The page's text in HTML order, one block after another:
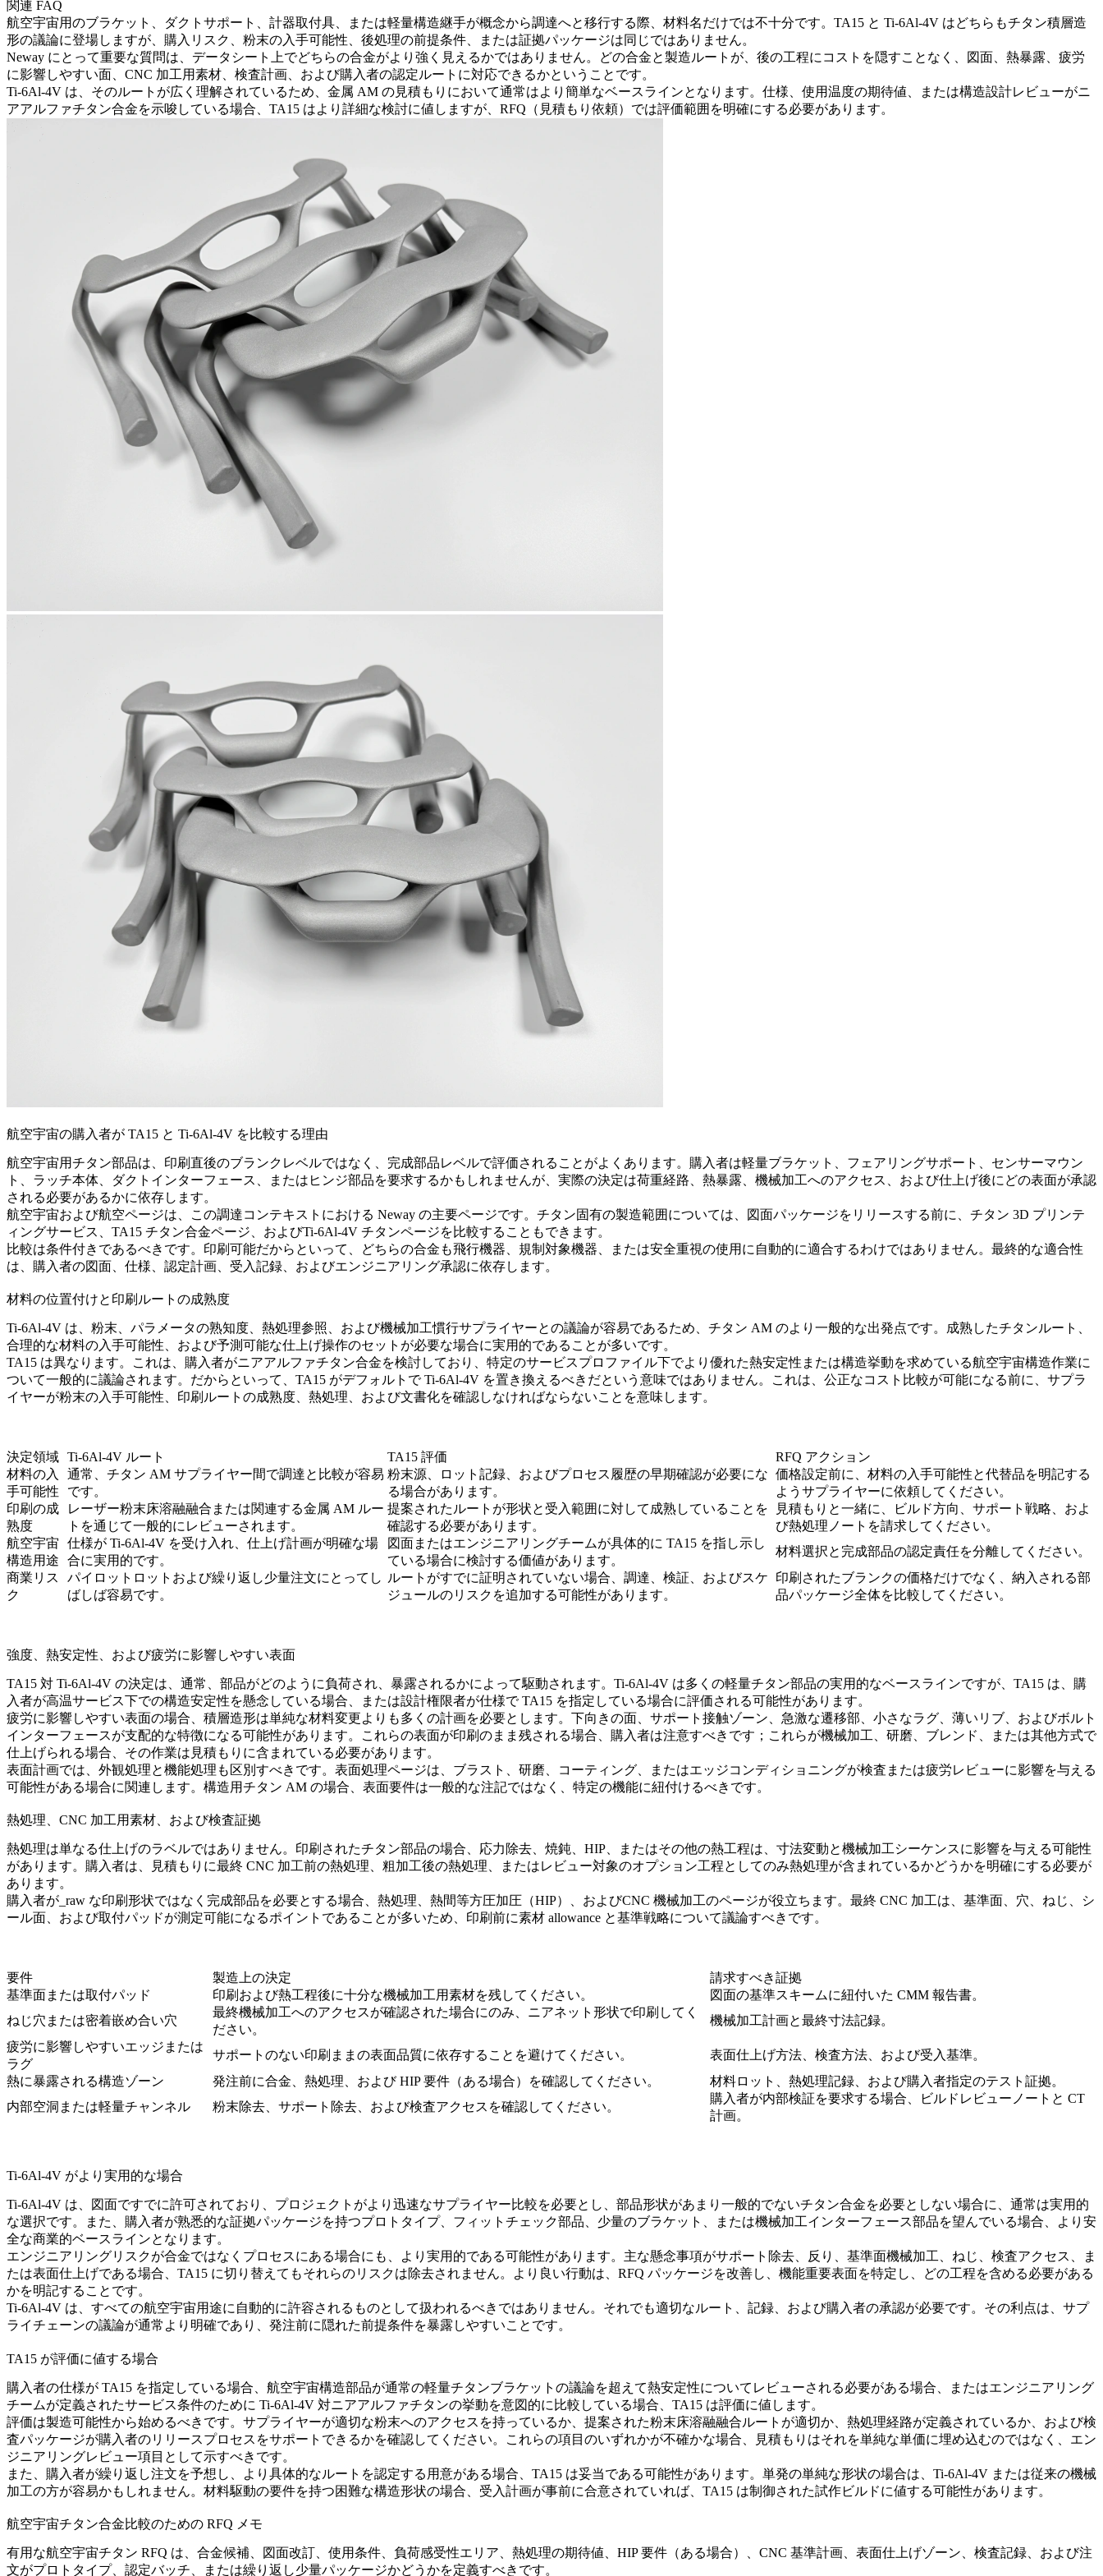
関連 FAQ
航空宇宙用のブラケット、ダクトサポート、計器取付具、または軽量構造継手が概念から調達へと移行する際、材料名だけでは不十分です。TA15 と Ti-6Al-4V はどちらもチタン積層造
形の議論に登場しますが、購入リスク、粉末の入手可能性、後処理の前提条件、または証拠パッケージは同じではありません。
Neway にとって重要な質問は、データシート上でどちらの合金がより強く見えるかではありません。どの合金と製造ルートが、後の工程にコストを隠すことなく、図面、熱暴露、疲労
に影響しやすい面、CNC 加工用素材、検査計画、および購入者の認定ルートに対応できるかということです。
Ti-6Al-4V は、そのルートが広く理解されているため、金属 AM の見積もりにおいて通常はより簡単なベースラインとなります。仕様、使用温度の期待値、または構造設計レビューがニ
アアルファチタン合金を示唆している場合、TA15 はより詳細な検討に値しますが、RFQ（見積もり依頼）では評価範囲を明確にする必要があります。
航空宇宙の購入者が TA15 と Ti-6Al-4V を比較する理由
航空宇宙用チタン部品は、印刷直後のブランクレベルではなく、完成部品レベルで評価されることがよくあります。購入者は軽量ブラケット、フェアリングサポート、センサーマウン
ト、ラッチ本体、ダクトインターフェース、またはヒンジ部品を要求するかもしれませんが、実際の決定は荷重経路、熱暴露、機械加工へのアクセス、および仕上げ後にどの表面が承認
される必要があるかに依存します。
航空宇宙および航空ページは、この調達コンテキストにおける Neway の主要ページです。チタン固有の製造範囲については、図面パッケージをリリースする前に、 チタン 3D プリンテ
ィングサービス、 TA15 チタン合金ページ 、およびTi-6Al-4V チタンページを比較することもできます。
比較は条件付きであるべきです。印刷可能だからといって、どちらの合金も飛行機器、規制対象機器、または安全重視の使用に自動的に適合するわけではありません。最終的な適合性
は、購入者の図面、仕様、認定計画、受入記録、およびエンジニアリング承認に依存します。
材料の位置付けと印刷ルートの成熟度
Ti-6Al-4V は、粉末、パラメータの熟知度、熱処理参照、および機械加工慣行サプライヤーとの議論が容易であるため、チタン AM のより一般的な出発点です。成熟したチタンルート、
合理的な材料の入手可能性、および予測可能な仕上げ操作のセットが必要な場合に実用的であることが多いです。
TA15 は異なります。これは、購入者がニアアルファチタン合金を検討しており、特定のサービスプロファイル下でより優れた熱安定性または構造挙動を求めている航空宇宙構造作業に
ついて一般的に議論されます。だからといって、TA15 がデフォルトで Ti-6Al-4V を置き換えるべきだという意味ではありません。これは、公正なコスト比較が可能になる前に、サプラ
イヤーが粉末の入手可能性、印刷ルートの成熟度、熱処理、および文書化を確認しなければならないことを意味します。
決定領域 Ti-6Al-4V ルート TA15 評価
RFQ アクション
材料の入
手可能性
通常、チタン AM サプライヤー間で調達と比較が容易
です。
粉末源、ロット記録、およびプロセス履歴の早期確認が必要にな
る場合があります。
価格設定前に、材料の入手可能性と代替品を明記する
ようサプライヤーに依頼してください。
印刷の成
熟度
レーザー粉末床溶融融合または関連する金属 AM ルー
トを通じて一般的にレビューされます。
提案されたルートが形状と受入範囲に対して成熟していることを
確認する必要があります。
見積もりと一緒に、ビルド方向、サポート戦略、およ
び熱処理ノートを請求してください。
航空宇宙
構造用途
仕様が Ti-6Al-4V を受け入れ、仕上げ計画が明確な場
合に実用的です。
図面またはエンジニアリングチームが具体的に TA15 を指し示し
ている場合に検討する価値があります。
材料選択と完成部品の認定責任を分離してください。
商業リス
ク
パイロットロットおよび繰り返し少量注文にとってし
ばしば容易です。
ルートがすでに証明されていない場合、調達、検証、およびスケ
ジュールのリスクを追加する可能性があります。
印刷されたブランクの価格だけでなく、納入される部
品パッケージ全体を比較してください。
強度、熱安定性、および疲労に影響しやすい表面
TA15 対 Ti-6Al-4V の決定は、通常、部品がどのように負荷され、暴露されるかによって駆動されます。Ti-6Al-4V は多くの軽量チタン部品の実用的なベースラインですが、TA15 は、購
入者が高温サービス下での構造安定性を懸念している場合、または設計権限者が仕様で TA15 を指定している場合に評価される可能性があります。
疲労に影響しやすい表面の場合、積層造形は単純な材料変更よりも多くの計画を必要とします。下向きの面、サポート接触ゾーン、急激な遷移部、小さなラグ、薄いリブ、およびボルト
インターフェースが支配的な特徴になる可能性があります。これらの表面が印刷のまま残される場合、購入者は注意すべきです；これらが機械加工、研磨、ブレンド、または其他方式で
仕上げられる場合、その作業は見積もりに含まれている必要があります。
表面計画では、外観処理と機能処理も区別すべきです。 表面処理ページは、ブラスト、研磨、コーティング、またはエッジコンディショニングが検査または疲労レビューに影響を与える
可能性がある場合に関連します。構造用チタン AM の場合、表面要件は一般的な注記ではなく、特定の機能に紐付けるべきです。
熱処理、CNC 加工用素材、および検査証拠
熱処理は単なる仕上げのラベルではありません。印刷されたチタン部品の場合、応力除去、焼鈍、HIP、またはその他の熱工程は、寸法変動と機械加工シーケンスに影響を与える可能性
があります。購入者は、見積もりに最終 CNC 加工前の熱処理、粗加工後の熱処理、またはレビュー対象のオプション工程としてのみ熱処理が含まれているかどうかを明確にする必要が
あります。
購入者が_raw な印刷形状ではなく完成部品を必要とする場合、 熱処理、 熱間等方圧加圧（HIP） 、およびCNC 機械加工のページが役立ちます。最終 CNC 加工は、基準面、穴、ねじ、シ
ール面、および取付パッドが測定可能になるポイントであることが多いため、印刷前に素材 allowance と基準戦略について議論すべきです。
要件 製造上の決定
請求すべき証拠
基準面または取付パッド
印刷および熱工程後に十分な機械加工用素材を残してください。
図面の基準スキームに紐付いた CMM 報告書。
ねじ穴または密着嵌め合い穴
最終機械加工へのアクセスが確認された場合にのみ、ニアネット形状で印刷してく
ださい。
機械加工計画と最終寸法記録。
疲労に影響しやすいエッジまたは
ラグ
サポートのない印刷ままの表面品質に依存することを避けてください。
表面仕上げ方法、検査方法、および受入基準。
熱に暴露される構造ゾーン
発注前に合金、熱処理、および HIP 要件（ある場合）を確認してください。
材料ロット、熱処理記録、および購入者指定のテスト証拠。
内部空洞または軽量チャンネル
粉末除去、サポート除去、および検査アクセスを確認してください。
購入者が内部検証を要求する場合、ビルドレビューノートと CT
計画。
Ti-6Al-4V がより実用的な場合
Ti-6Al-4V は、図面ですでに許可されており、プロジェクトがより迅速なサプライヤー比較を必要とし、部品形状があまり一般的でないチタン合金を必要としない場合に、通常は実用的
な選択です。また、購入者が熟悉的な証拠パッケージを持つプロトタイプ、フィットチェック部品、少量のブラケット、または機械加工インターフェース部品を望んでいる場合、より安
全な商業的ベースラインとなります。
エンジニアリングリスクが合金ではなくプロセスにある場合にも、より実用的である可能性があります。主な懸念事項がサポート除去、反り、基準面機械加工、ねじ、検査アクセス、ま
たは表面仕上げである場合、TA15 に切り替えてもそれらのリスクは除去されません。より良い行動は、RFQ パッケージを改善し、機能重要表面を特定し、どの工程を含める必要がある
かを明記することです。
Ti-6Al-4V は、すべての航空宇宙用途に自動的に許容されるものとして扱われるべきではありません。それでも適切なルート、記録、および購入者の承認が必要です。その利点は、サプ
ライチェーンの議論が通常より明確であり、発注前に隠れた前提条件を暴露しやすいことです。
TA15 が評価に値する場合
購入者の仕様が TA15 を指定している場合、航空宇宙構造部品が通常の軽量チタンブラケットの議論を超えて熱安定性についてレビューされる必要がある場合、またはエンジニアリング
チームが定義されたサービス条件のために Ti-6Al-4V 対ニアアルファチタンの挙動を意図的に比較している場合、TA15 は評価に値します。
評価は製造可能性から始めるべきです。サプライヤーが適切な粉末へのアクセスを持っているか、提案された粉末床溶融融合ルートが適切か、熱処理経路が定義されているか、および検
査パッケージが購入者のリリースプロセスをサポートできるかを確認してください。これらの項目のいずれかが不確かな場合、見積もりはそれを単純な単価に埋め込むのではなく、エン
ジニアリングレビュー項目として示すべきです。
また、購入者が繰り返し注文を予想し、より具体的なルートを認定する用意がある場合、TA15 は妥当である可能性があります。単発の単純な形状の場合は、Ti-6Al-4V または従来の機械
加工の方が容易かもしれません。材料駆動の要件を持つ困難な構造形状の場合、受入計画が事前に合意されていれば、TA15 は制御された試作ビルドに値する可能性があります。
航空宇宙チタン合金比較のための RFQ メモ
有用な航空宇宙チタン RFQ は、合金候補、図面改訂、使用条件、負荷感受性エリア、熱処理の期待値、HIP 要件（ある場合）、CNC 基準計画、表面仕上げゾーン、検査記録、および注
文がプロトタイプ、認定バッチ、または繰り返し少量パッケージかどうかを定義すべきです。